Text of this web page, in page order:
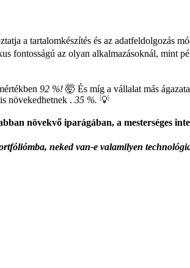
a tartalomkészítés és az adatfeldolgozás
fontosságú az olyan alkalmazásoknál, mint
92 %! 🤯 És míg a vállalat más
növekedhetnek . 35 %. 💡
növekvő iparágában, a mesterséges
neked van-e valamilyen